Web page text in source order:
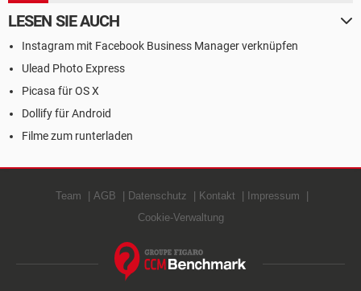
LESEN SIE AUCH
Instagram mit Facebook Business Manager verknüpfen
Ulead Photo Express
Picasa für OS X
Dollify für Android
Filme zum runterladen
Team AGB Datenschutz Kontakt
Impressum
Cookie-Verwaltung